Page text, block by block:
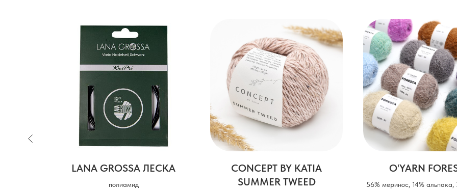
LANA GROSSA ЛЕСКА
полиамид
CONCEPT BY KATIA
SUMMER TWEED
O'YARN
56% меринос, 14% альпака,